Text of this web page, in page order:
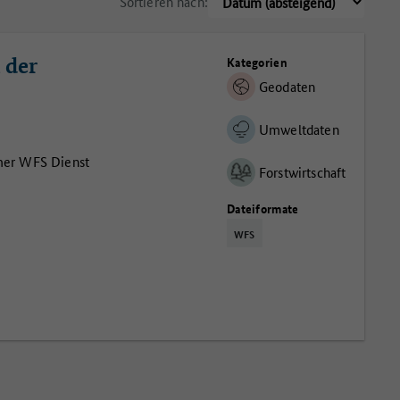
der
WFS Dienst
Kategorien
Geodaten
Umweltdaten
Forstwirtschaft
Dateiformate
WFS